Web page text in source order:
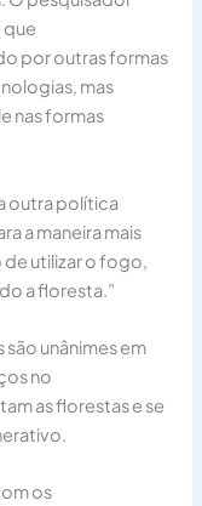
por outras formas
mas
nas formas
outra política
a maneira mais
utilizar o fogo,
a floresta.”
unânimes em
no
as florestas e se
os